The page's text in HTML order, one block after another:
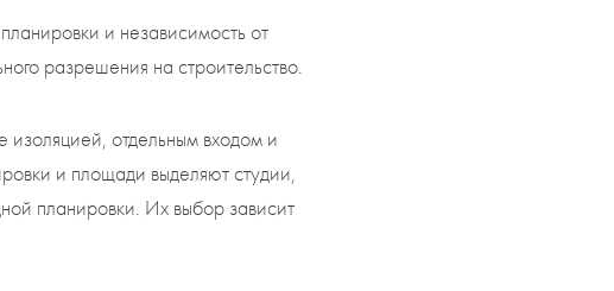
и независимость от
разрешения на строительство.
отдельным входом и
и площади выделяют студии,
планировки. Их выбор зависит